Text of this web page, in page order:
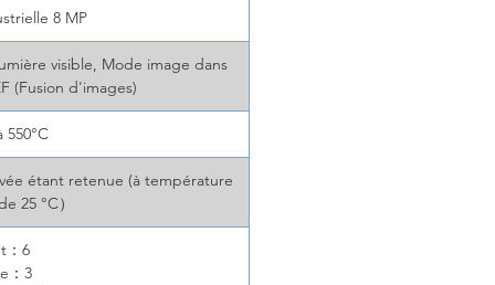
8 MP
visible, Mode image dans
(Fusion d'images)
550°C
étant retenue (à température
25 °C）
：6
：3